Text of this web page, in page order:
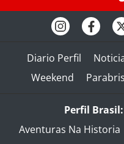
Diario Perfil
Weekend
Perfil Brasil:
Aventuras Na Historia